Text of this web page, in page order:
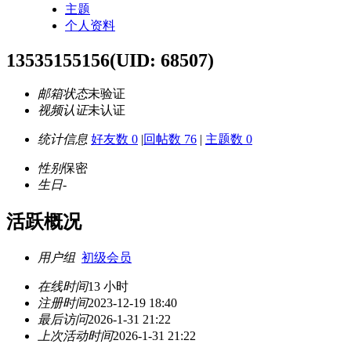
主题
个人资料
13535155156(UID: 68507)
邮箱状态未验证
视频认证未认证
统计信息 好友数 0 |回帖数 76 | 主题数 0
性别保密
生日-
活跃概况
用户组 初级会员
在线时间13 小时
注册时间2023-12-19 18:40
最后访问2026-1-31 21:22
上次活动时间2026-1-31 21:22